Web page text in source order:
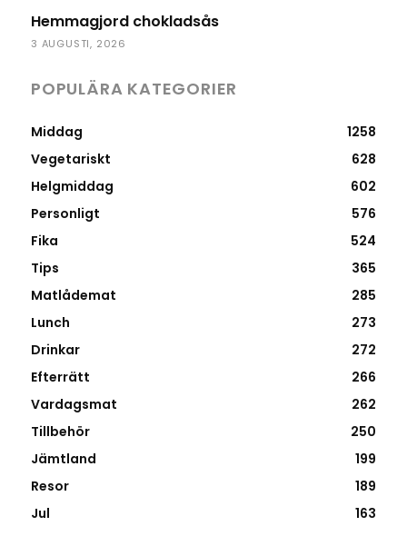
Hemmagjord chokladsås
3 AUGUSTI, 2026
POPULÄRA KATEGORIER
Middag
1258
Vegetariskt
628
Helgmiddag
602
Personligt
576
Fika
524
Tips
365
Matlådemat
285
Lunch
273
Drinkar
272
Efterrätt
266
Vardagsmat
262
Tillbehör
250
Jämtland
199
Resor
189
Jul
163